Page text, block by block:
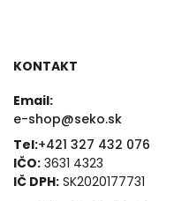
KONTAKT
Email:
e-shop@seko.sk
Tel:+421 327 432 076
IČO: 3631 4323
IČ DPH: SK2020177731